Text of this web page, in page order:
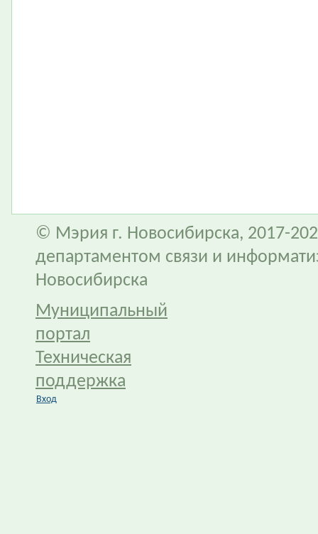
© Мэрия г. Новосибирска, 2017-
департаментом связи и
Новосибирска
Муниципальный
портал
Техническая
поддержка
Вход